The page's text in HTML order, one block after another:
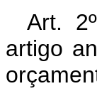
Art.
artigo